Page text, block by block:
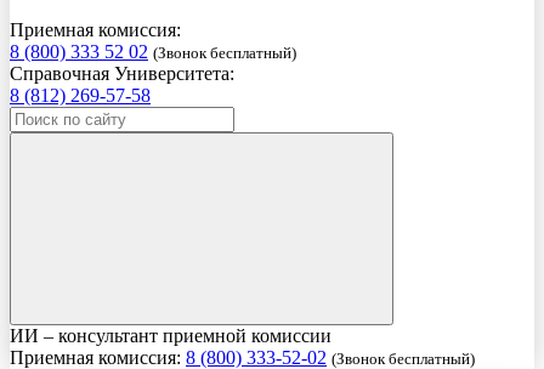
Приемная комиссия:
8 (800) 333 52 02 (Звонок бесплатный)
Справочная Университета:
8 (812) 269-57-58
ИИ – консультант приемной комиссии
Приемная комиссия: 8 (800) 333-52-02 (Звонок бесплатный)